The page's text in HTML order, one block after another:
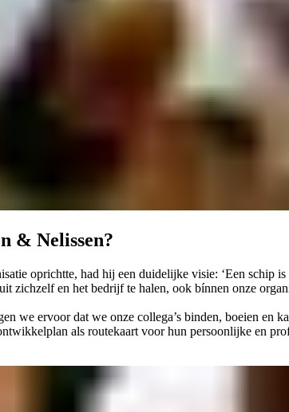
& Nelissen?
oprichtte, had hij een duidelijke visie: ‘Een schip
zichzelf en het bedrijf te halen, ook bínnen onze
we ervoor dat we onze collega’s binden, boeien
als routekaart voor hun persoonlijke en